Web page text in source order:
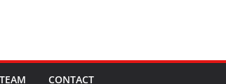
TEAM CONTACT